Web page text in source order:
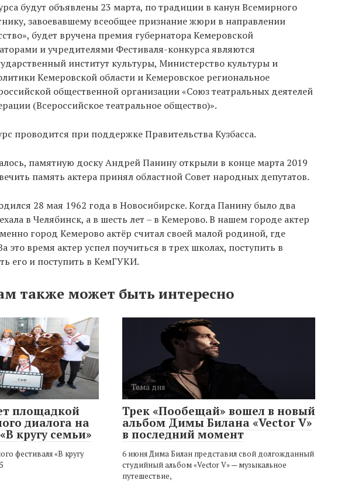
будут объявлены 23 марта, по традиции в канун Всемирного
завоевавшему всеобщее признание жюри в направлении
будет вручена премия губернатора Кемеровской
и учредителями Фестиваля-конкурса являются
институт культуры, Министерство культуры и
Кемеровской области и Кемеровское региональное
общественной организации «Союз театральных деятелей
(Всероссийское театральное общество)».
проводится при поддержке Правительства Кузбасса.
памятную доску Андрей Панину открыли в конце марта 2019
память актера принял областной Совет народных депутатов.
28 мая 1962 года в Новосибирске. Когда Панину было два
в Челябинск, а в шесть лет – в Кемерово. В нашем городе актер
город Кемерово актёр считал своей малой родиной, где
это время актер успел поучиться в трех школах, поступить в
его и поступить в КемГУКИ.
также может быть интересно
площадкой
диалога на
кругу семьи»
фестиваля «В кругу
Тема дня
Трек «Пообещай» вошел в новый
альбом Димы Билана «Vector V»
в последний момент
6 июня Дима Билан представил свой долгожданный
студийный альбом «Vector V» — музыкальное
путешествие,